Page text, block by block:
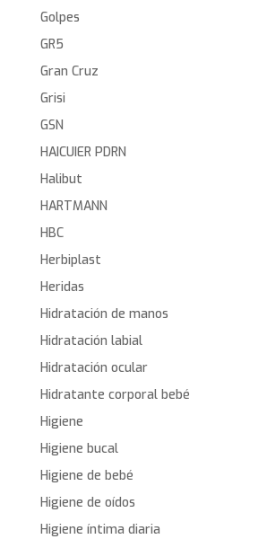
Golpes
GR5
Gran Cruz
Grisi
GSN
HAICUIER PDRN
Halibut
HARTMANN
HBC
Herbiplast
Heridas
Hidratación de manos
Hidratación labial
Hidratación ocular
Hidratante corporal bebé
Higiene
Higiene bucal
Higiene de bebé
Higiene de oídos
Higiene íntima diaria